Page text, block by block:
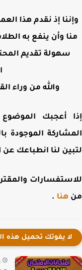
إذ نقدم هذا
وأن ينفع به
سهولة تقديم
والله من وراء
أعجبك الموضوع
الموجودة
لنا انطباعك عن
هنا.
لا يفوتك تحميل هذه
يونيو